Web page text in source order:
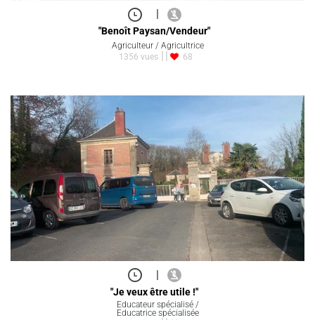
|
"Benoît Paysan/Vendeur"
Agriculteur / Agricultrice
1356 vues
68
|
"Je veux être utile !"
Educateur spécialisé /
Educatrice spécialisée